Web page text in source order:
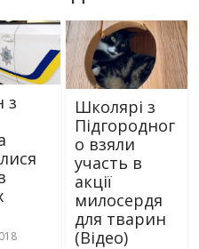
з
Школярі з
Підгородног
о взяли
участь в
акції
милосердя
для тварин
(Відео)